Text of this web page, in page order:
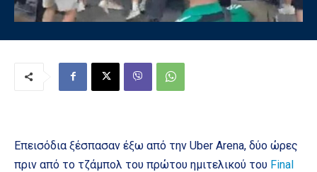
Eπεισόδια ξέσπασαν έξω από την Uber Arena, δύο ώρες
πριν από το τζάμπολ του πρώτου ημιτελικού του Final